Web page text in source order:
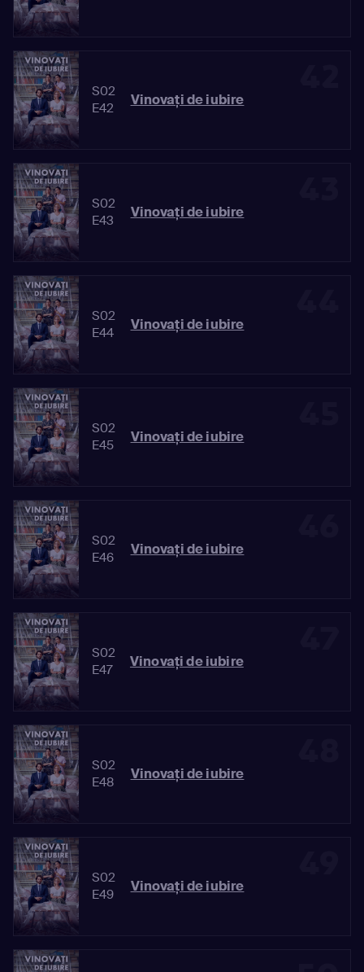
S02
E42
Vinovaţi de iubire
S02
E43
Vinovaţi de iubire
S02
E44
Vinovaţi de iubire
S02
E45
Vinovaţi de iubire
S02
E46
Vinovaţi de iubire
S02
E47
Vinovaţi de iubire
S02
E48
Vinovaţi de iubire
S02
E49
Vinovaţi de iubire